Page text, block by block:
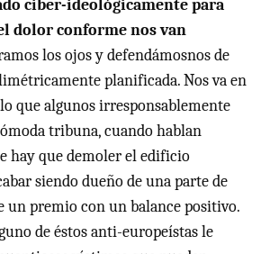
ciber-ideológicamente para
dolor conforme nos van
los ojos y defendámosnos de
planificada. Nos va en
que algunos irresponsablemente
tribuna, cuando hablan
hay que demoler el edificio
siendo dueño de una parte de
un premio con un balance positivo.
de éstos anti-europeístas le